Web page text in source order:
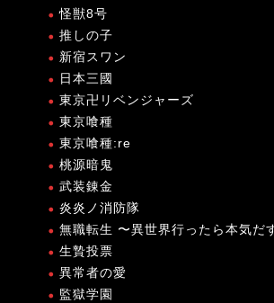
怪獣8号
推しの子
新宿スワン
日本三國
東京卍リベンジャーズ
東京喰種
東京喰種:re
桃源暗鬼
武装錬金
炎炎ノ消防隊
無職転生 〜異世界行ったら本気だ
生贄投票
異常者の愛
監獄学園